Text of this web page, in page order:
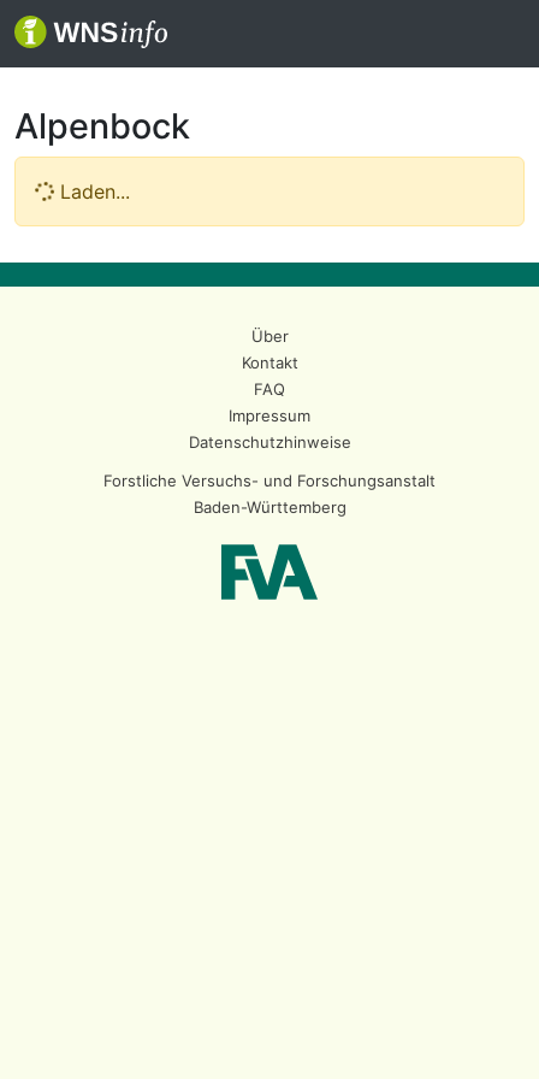
Alpenbock
Laden...
Über
Kontakt
FAQ
Impressum
Datenschutzhinweise
Forstliche Versuchs- und Forschungsanstalt
Baden-Württemberg